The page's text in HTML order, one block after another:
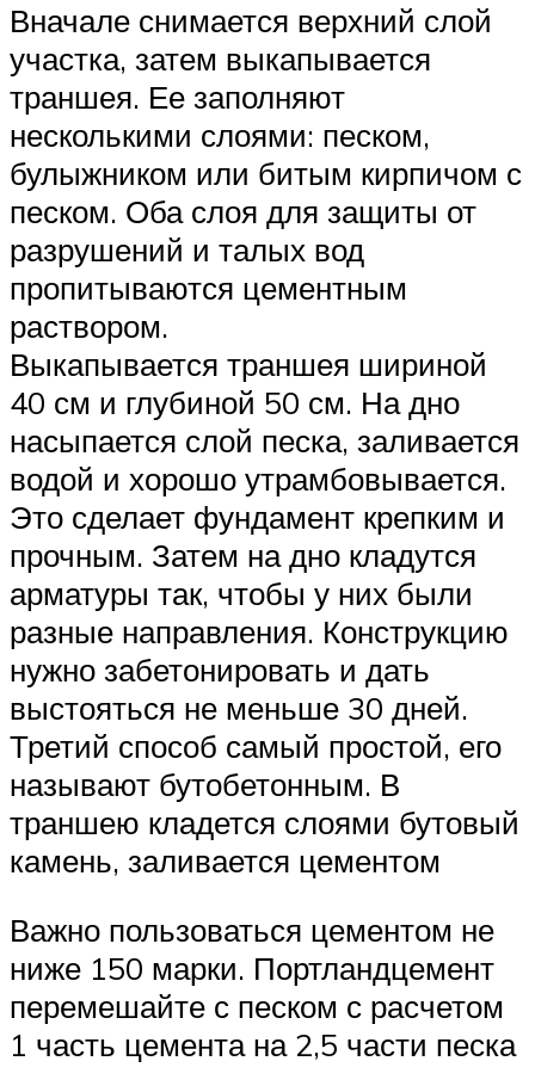
Вначале снимается верхний слой
участка, затем выкапывается
траншея. Ее заполняют
несколькими слоями: песком,
булыжником или битым кирпичом с
песком. Оба слоя для защиты от
разрушений и талых вод
пропитываются цементным
раствором.
Выкапывается траншея шириной
40 см и глубиной 50 см. На дно
насыпается слой песка, заливается
водой и хорошо утрамбовывается.
Это сделает фундамент крепким и
прочным. Затем на дно кладутся
арматуры так, чтобы у них были
разные направления. Конструкцию
нужно забетонировать и дать
выстояться не меньше 30 дней.
Третий способ самый простой, его
называют бутобетонным. В
траншею кладется слоями бутовый
камень, заливается цементом
Важно пользоваться цементом не
ниже 150 марки. Портландцемент
перемешайте с песком с расчетом
1 часть цемента на 2,5 части песка